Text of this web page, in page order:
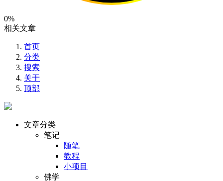
0%
相关文章
首页
分类
搜索
关于
顶部
文章分类
笔记
随笔
教程
小项目
佛学